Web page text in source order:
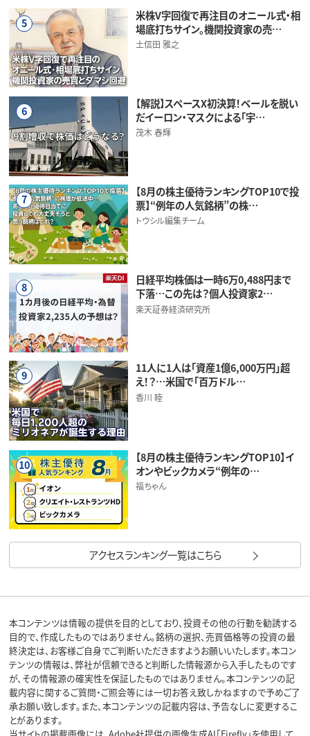
5
米株V字回復で再注目のオニール式・相
場底打ちサイン。機関投資家の売…
土信田 雅之
6
【解説】スペースX初決算！ベールを脱い
だイーロン・マスクによる「宇…
茂木 春輝
7
【8月の株主優待ランキングTOP10で投
票】“例年の人気銘柄”の株…
トウシル編集チーム
8
日経平均株価は一時6万0,488円まで
下落…この先は？個人投資家2…
楽天証券経済研究所
9
11人に1人は「資産1億6,000万円」超
え！？…米国で「百万ドル…
香川 睦
10
【8月の株主優待ランキングTOP10】イ
オンやビックカメラ“例年の…
福ちゃん
アクセスランキング一覧はこちら
本コンテンツは情報の提供を目的としており、投資その他の行動を勧誘する
目的で、作成したものではありません。銘柄の選択、売買価格等の投資の最
終決定は、お客様ご自身でご判断いただきますようお願いいたします。本コン
テンツの情報は、弊社が信頼できると判断した情報源から入手したものです
が、その情報源の確実性を保証したものではありません。本コンテンツの記
載内容に関するご質問・ご照会等には一切お答え致しかねますので予めご了
承お願い致します。また、本コンテンツの記載内容は、予告なしに変更するこ
とがあります。